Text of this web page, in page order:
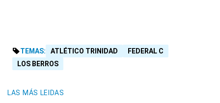
TEMAS: ATLÉTICO TRINIDAD
FEDERAL C
LOS BERROS
LAS MÁS LEIDAS